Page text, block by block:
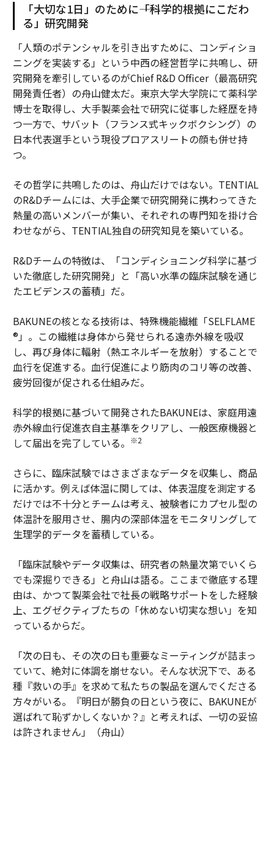
「大切な1日」のために――「科学的根拠にこだわ
る」研究開発
「人類のポテンシャルを引き出すために、コンディショ
ニングを実装する」という中西の経営哲学に共鳴し、研
究開発を牽引しているのがChief R&D Officer（最高研究
開発責任者）の舟山健太だ。東京大学大学院にて薬科学
博士を取得し、大手製薬会社で研究に従事した経歴を持
つ一方で、サバット（フランス式キックボクシング）の
日本代表選手という現役プロアスリートの顔も併せ持
つ。
その哲学に共鳴したのは、舟山だけではない。TENTIAL
のR&Dチームには、大手企業で研究開発に携わってきた
熱量の高いメンバーが集い、それぞれの専門知を掛け合
わせながら、TENTIAL独自の研究知見を築いている。
R&Dチームの特徴は、「コンディショニング科学に基づ
いた徹底した研究開発」と「高い水準の臨床試験を通じ
たエビデンスの蓄積」だ。
BAKUNEの核となる技術は、特殊機能繊維「SELFLAME
®」。この繊維は身体から発せられる遠赤外線を吸収
し、再び身体に輻射（熱エネルギーを放射）することで
血行を促進する。血行促進により筋肉のコリ等の改善、
疲労回復が促される仕組みだ。
科学的根拠に基づいて開発されたBAKUNEは、家庭用遠
赤外線血行促進衣自主基準をクリアし、一般医療機器と
して届出を完了している。
※2
さらに、臨床試験ではさまざまなデータを収集し、商品
に活かす。例えば体温に関しては、体表温度を測定する
だけでは不十分とチームは考え、被験者にカプセル型の
体温計を服用させ、腸内の深部体温をモニタリングして
生理学的データを蓄積している。
「臨床試験やデータ収集は、研究者の熱量次第でいくら
でも深掘りできる」と舟山は語る。ここまで徹底する理
由は、かつて製薬会社で社長の戦略サポートをした経験
上、エグゼクティブたちの「休めない切実な想い」を知
っているからだ。
「次の日も、その次の日も重要なミーティングが詰まっ
ていて、絶対に体調を崩せない。そんな状況下で、ある
種『救いの手』を求めて私たちの製品を選んでくださる
方々がいる。『明日が勝負の日という夜に、BAKUNEが
選ばれて恥ずかしくないか？』と考えれば、一切の妥協
は許されません」（舟山）